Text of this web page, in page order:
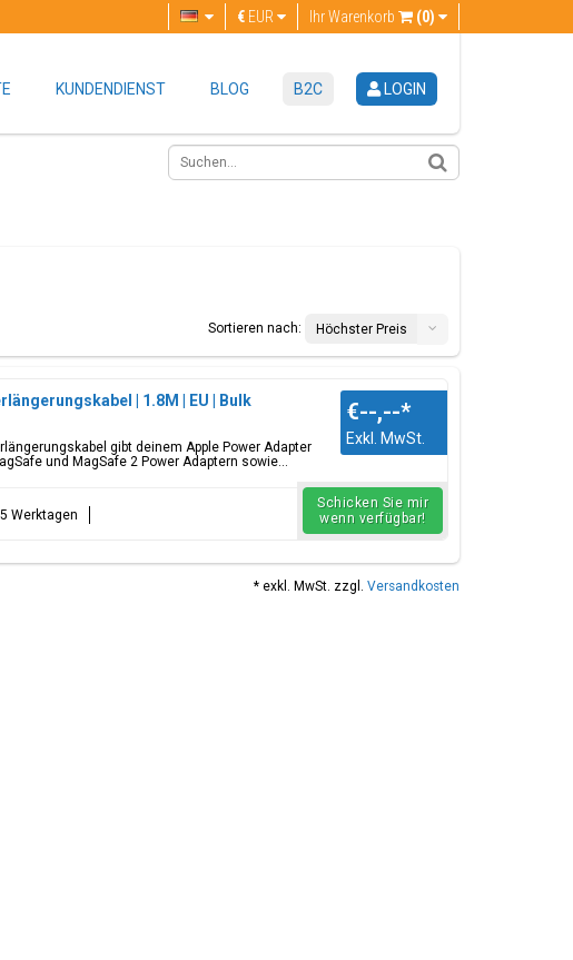
Ihr Warenkorb (0)
€ EUR
KUNDENDIENST BLOG B2C LOGIN
Sortieren nach:
Höchster Preis
| 1.8M | EU | Bulk
gibt deinem Apple Power Adapter
und MagSafe 2 Power Adaptern sowie...
€--,--*
Exkl. MwSt.
Werktagen
Schicken Sie mir
wenn verfügbar!
* exkl. MwSt. zzgl. Versandkosten